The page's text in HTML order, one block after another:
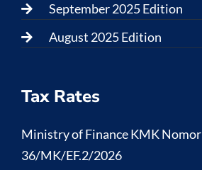
September 2025 Edition
August 2025 Edition
Tax Rates
Ministry of Finance KMK Nomor
36/MK/EF.2/2026